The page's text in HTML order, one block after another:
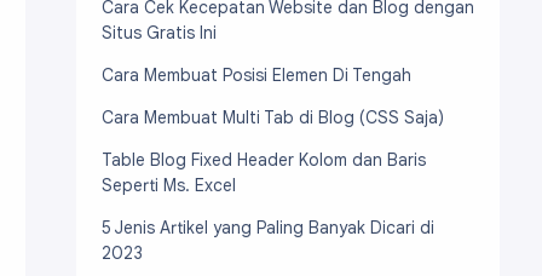
Cara Cek Kecepatan Website dan Blog dengan
Situs Gratis Ini
Cara Membuat Posisi Elemen Di Tengah
Cara Membuat Multi Tab di Blog (CSS Saja)
Table Blog Fixed Header Kolom dan Baris
Seperti Ms. Excel
5 Jenis Artikel yang Paling Banyak Dicari di
2023